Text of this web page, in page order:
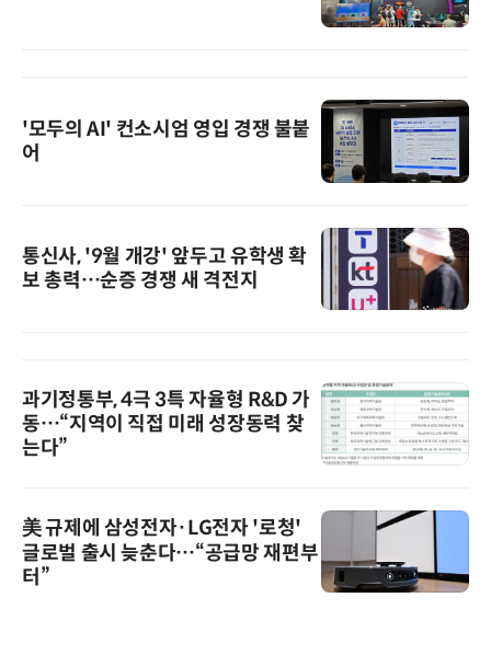
'모두의 AI' 컨소시엄 영입 경쟁 불붙
어
통신사, '9월 개강' 앞두고 유학생 확
보 총력…순증 경쟁 새 격전지
과기정통부, 4극 3특 자율형 R&D 가
동…“지역이 직접 미래 성장동력 찾
는다”
美 규제에 삼성전자·LG전자 '로청'
글로벌 출시 늦춘다…“공급망 재편부
터”